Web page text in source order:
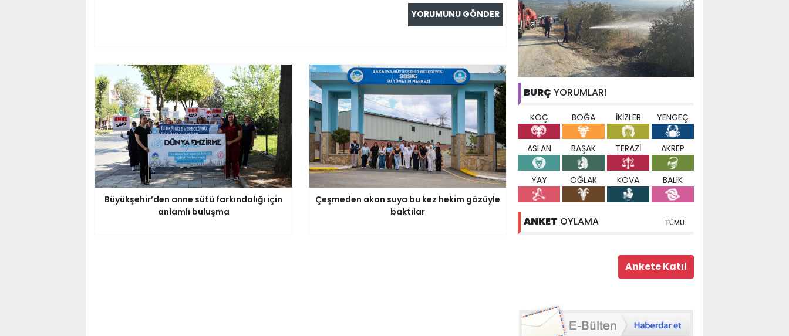
Büyükşehir’den anne sütü farkındalığı için
anlamlı buluşma
Çeşmeden akan suya bu kez hekim gözüyle
baktılar
BURÇ YORUMLARI
KOÇ BOĞA İKİZLER YENGEÇ
ASLAN BAŞAK TERAZİ AKREP
YAY OĞLAK KOVA BALIK
ANKET OYLAMA TÜMÜ